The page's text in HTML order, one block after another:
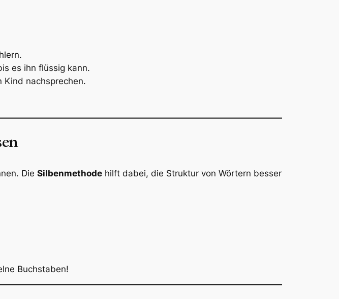
es ihn flüssig kann.
Kind nachsprechen.
Die Silbenmethode hilft dabei, die Struktur von Wörtern besser
Buchstaben!